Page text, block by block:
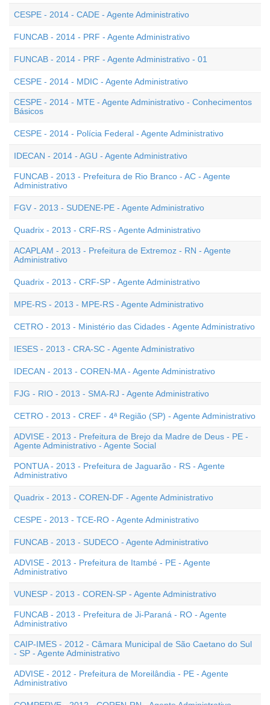
CESPE - 2014 - CADE - Agente Administrativo
FUNCAB - 2014 - PRF - Agente Administrativo
FUNCAB - 2014 - PRF - Agente Administrativo - 01
CESPE - 2014 - MDIC - Agente Administrativo
CESPE - 2014 - MTE - Agente Administrativo - Conhecimentos
Básicos
CESPE - 2014 - Polícia Federal - Agente Administrativo
IDECAN - 2014 - AGU - Agente Administrativo
FUNCAB - 2013 - Prefeitura de Rio Branco - AC - Agente
Administrativo
FGV - 2013 - SUDENE-PE - Agente Administrativo
Quadrix - 2013 - CRF-RS - Agente Administrativo
ACAPLAM - 2013 - Prefeitura de Extremoz - RN - Agente
Administrativo
Quadrix - 2013 - CRF-SP - Agente Administrativo
MPE-RS - 2013 - MPE-RS - Agente Administrativo
CETRO - 2013 - Ministério das Cidades - Agente Administrativo
IESES - 2013 - CRA-SC - Agente Administrativo
IDECAN - 2013 - COREN-MA - Agente Administrativo
FJG - RIO - 2013 - SMA-RJ - Agente Administrativo
CETRO - 2013 - CREF - 4ª Região (SP) - Agente Administrativo
ADVISE - 2013 - Prefeitura de Brejo da Madre de Deus - PE -
Agente Administrativo - Agente Social
PONTUA - 2013 - Prefeitura de Jaguarão - RS - Agente
Administrativo
Quadrix - 2013 - COREN-DF - Agente Administrativo
CESPE - 2013 - TCE-RO - Agente Administrativo
FUNCAB - 2013 - SUDECO - Agente Administrativo
ADVISE - 2013 - Prefeitura de Itambé - PE - Agente
Administrativo
VUNESP - 2013 - COREN-SP - Agente Administrativo
FUNCAB - 2013 - Prefeitura de Ji-Paraná - RO - Agente
Administrativo
CAIP-IMES - 2012 - Câmara Municipal de São Caetano do Sul
- SP - Agente Administrativo
ADVISE - 2012 - Prefeitura de Moreilândia - PE - Agente
Administrativo